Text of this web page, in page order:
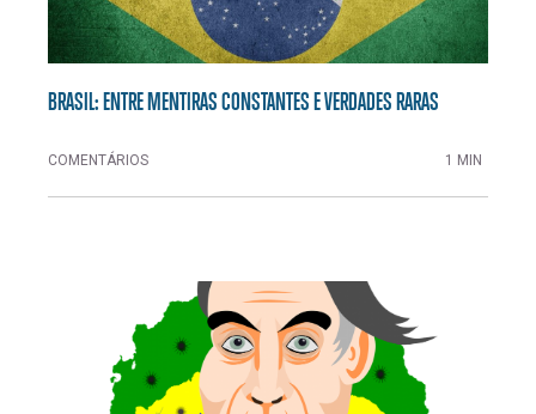
BRASIL: ENTRE MENTIRAS CONSTANTES E VERDADES RARAS
COMENTÁRIOS 1 MIN